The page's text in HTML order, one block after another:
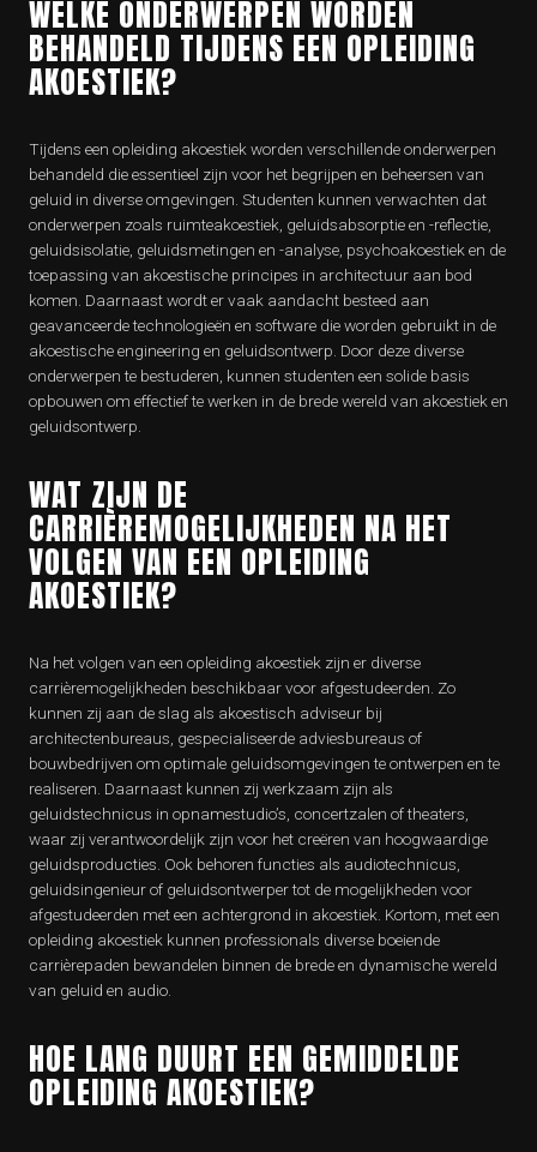
WELKE ONDERWERPEN WORDEN
BEHANDELD TIJDENS EEN OPLEIDING
AKOESTIEK?
Tijdens een opleiding akoestiek worden verschillende onderwerpen
behandeld die essentieel zijn voor het begrijpen en beheersen van
geluid in diverse omgevingen. Studenten kunnen verwachten dat
onderwerpen zoals ruimteakoestiek, geluidsabsorptie en -reflectie,
geluidsisolatie, geluidsmetingen en -analyse, psychoakoestiek en de
toepassing van akoestische principes in architectuur aan bod
komen. Daarnaast wordt er vaak aandacht besteed aan
geavanceerde technologieën en software die worden gebruikt in de
akoestische engineering en geluidsontwerp. Door deze diverse
onderwerpen te bestuderen, kunnen studenten een solide basis
opbouwen om effectief te werken in de brede wereld van akoestiek en
geluidsontwerp.
WAT ZIJN DE
CARRIÈREMOGELIJKHEDEN NA HET
VOLGEN VAN EEN OPLEIDING
AKOESTIEK?
Na het volgen van een opleiding akoestiek zijn er diverse
carrièremogelijkheden beschikbaar voor afgestudeerden. Zo
kunnen zij aan de slag als akoestisch adviseur bij
architectenbureaus, gespecialiseerde adviesbureaus of
bouwbedrijven om optimale geluidsomgevingen te ontwerpen en te
realiseren. Daarnaast kunnen zij werkzaam zijn als
geluidstechnicus in opnamestudio’s, concertzalen of theaters,
waar zij verantwoordelijk zijn voor het creëren van hoogwaardige
geluidsproducties. Ook behoren functies als audiotechnicus,
geluidsingenieur of geluidsontwerper tot de mogelijkheden voor
afgestudeerden met een achtergrond in akoestiek. Kortom, met een
opleiding akoestiek kunnen professionals diverse boeiende
carrièrepaden bewandelen binnen de brede en dynamische wereld
van geluid en audio.
HOE LANG DUURT EEN GEMIDDELDE
OPLEIDING AKOESTIEK?